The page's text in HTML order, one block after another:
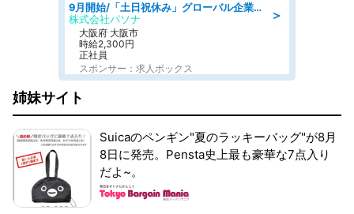
＞
9月開始/「土日祝休み」グローバル企業での産業保健のお仕事/保健師/高時給/残業なし/服装自由
株式会社パソナ
大阪府 大阪市
時給2,300円
正社員
スポンサー：求人ボックス
姉妹サイト
Suicaのペンギン"夏のラッキーバッグ"が8月
8日に発売。Pensta史上最も豪華な7点入り
だよ~。